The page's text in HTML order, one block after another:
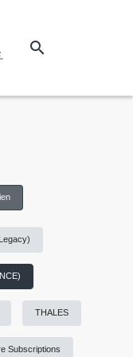
Suchen
search
THALES
Subscriptions